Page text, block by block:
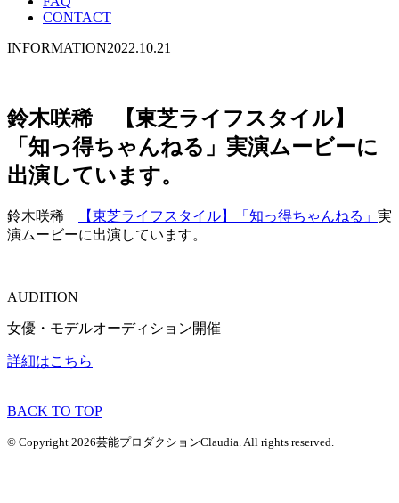
CONTACT
INFORMATION2022.10.21
鈴木咲稀 【東芝ライフスタイル】
「知っ得ちゃんねる」実演ムービーに
出演しています。
鈴木咲稀 【東芝ライフスタイル】「知っ得ちゃんねる」 実
演ムービーに出演しています。
AUDITION
女優・モデルオーディション開催
詳細はこちら
BACK TO TOP
© Copyright 2026芸能プロダクションClaudia. All rights reserved.